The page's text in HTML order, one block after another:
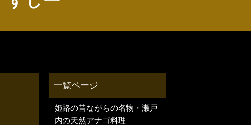
姫路の昔ながらの名物・瀬戸
内の天然アナゴ料理